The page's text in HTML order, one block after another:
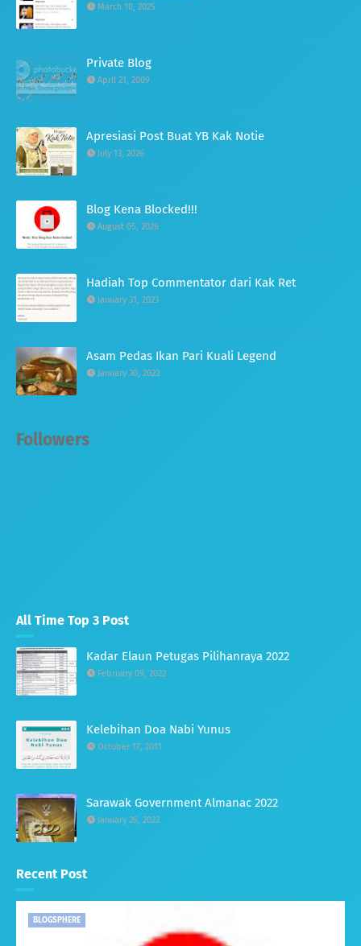
March 10, 2025
Private Blog
April 21, 2009
Apresiasi Post Buat YB Kak Notie
July 13, 2026
Blog Kena Blocked!!!
August 05, 2026
Hadiah Top Commentator dari Kak Ret
January 31, 2023
Asam Pedas Ikan Pari Kuali Legend
January 30, 2023
Followers
All Time Top 3 Post
Kadar Elaun Petugas Pilihanraya 2022
February 09, 2022
Kelebihan Doa Nabi Yunus
October 17, 2011
Sarawak Government Almanac 2022
January 26, 2022
Recent Post
BLOGSPHERE